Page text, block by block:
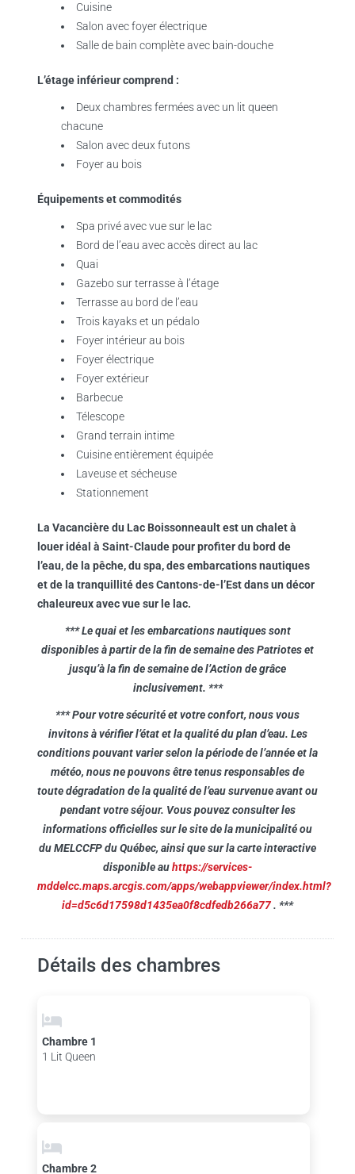
Cuisine
Salon avec foyer électrique
Salle de bain complète avec bain-douche
L’étage inférieur comprend :
Deux chambres fermées avec un lit queen
chacune
Salon avec deux futons
Foyer au bois
Équipements et commodités
Spa privé avec vue sur le lac
Bord de l’eau avec accès direct au lac
Quai
Gazebo sur terrasse à l’étage
Terrasse au bord de l’eau
Trois kayaks et un pédalo
Foyer intérieur au bois
Foyer électrique
Foyer extérieur
Barbecue
Télescope
Grand terrain intime
Cuisine entièrement équipée
Laveuse et sécheuse
Stationnement
La Vacancière du Lac Boissonneault est un chalet à
louer idéal à Saint-Claude pour profiter du bord de
l’eau, de la pêche, du spa, des embarcations nautiques
et de la tranquillité des Cantons-de-l’Est dans un décor
chaleureux avec vue sur le lac.
*** Le quai et les embarcations nautiques sont
disponibles à partir de la fin de semaine des Patriotes et
jusqu’à la fin de semaine de l’Action de grâce
inclusivement. ***
*** Pour votre sécurité et votre confort, nous vous
invitons à vérifier l’état et la qualité du plan d’eau. Les
conditions pouvant varier selon la période de l’année et la
météo, nous ne pouvons être tenus responsables de
toute dégradation de la qualité de l’eau survenue avant ou
pendant votre séjour. Vous pouvez consulter les
informations officielles sur le site de la municipalité ou
du MELCCFP du Québec, ainsi que sur la carte interactive
disponible auhttps://services-
mddelcc.maps.arcgis.com/apps/webappviewer/index.html?
id=d5c6d17598d1435ea0f8cdfedb266a77. ***
Détails des chambres
Chambre 1
1 Lit Queen
Chambre 2